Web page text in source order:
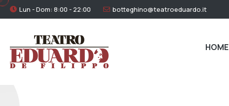
Lun - Dom: 8:00 - 22:00 botteghino@teatroeduardo.it
HOME